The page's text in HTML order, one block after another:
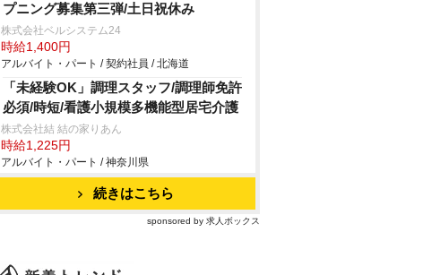
プニング募集第三弾/土日祝休み
株式会社ベルシステム24
時給1,400円
アルバイト・パート / 契約社員 / 北海道
「未経験OK」調理スタッフ/調理師免許
必須/時短/看護小規模多機能型居宅介護
株式会社結 結の家りあん
時給1,225円
アルバイト・パート / 神奈川県
続きはこちら
sponsored by 求人ボックス